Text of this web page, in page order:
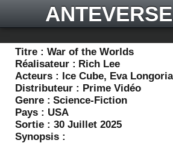
ANTEVERSE
Titre : War of the Worlds
Réalisateur : Rich Lee
Acteurs : Ice Cube, Eva
Distributeur : Prime Vidéo
Genre : Science-Fiction
Pays : USA
Sortie : 30 Juillet 2025
Synopsis :